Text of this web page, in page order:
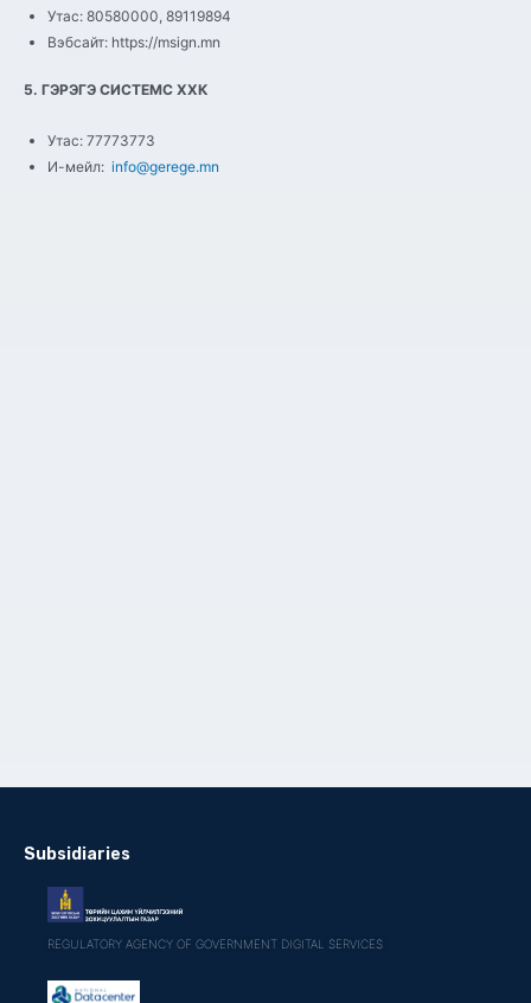
Утас: 80580000, 89119894
Вэбсайт: https://msign.mn
5. ГЭРЭГЭ СИСТЕМС ХХК
Утас: 77773773
И-мейл: info@gerege.mn
Subsidiaries
REGULATORY AGENCY OF GOVERNMENT DIGITAL SERVICES